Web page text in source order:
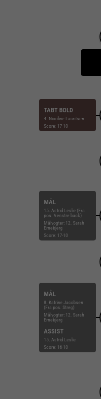
TABT BOLD
4. Nicoline Lauritsen
Score: 17-10
MÅL
15. Astrid Leslie (Fra
pos. Venstre back)
Målvogter: 12. Sarah
Ernebjerg
Score: 17-10
MÅL
8. Katrine Jacobsen
(Fra pos. Streg)
Målvogter: 12. Sarah
Ernebjerg
ASSIST
15. Astrid Leslie
Score: 16-10